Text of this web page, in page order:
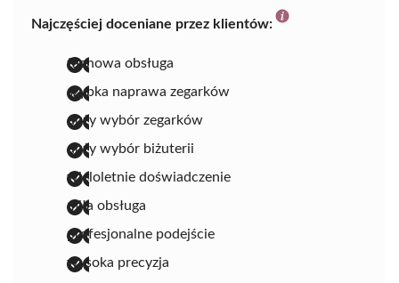
Najczęściej doceniane przez klientów:
fachowa obsługa
szybka naprawa zegarków
duży wybór zegarków
duży wybór biżuterii
wieloletnie doświadczenie
miła obsługa
profesjonalne podejście
wysoka precyzja